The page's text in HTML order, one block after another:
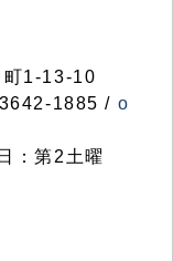
1-13-10
1885 / o
：第2土曜